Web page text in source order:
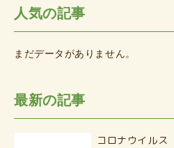
人気の記事
まだデータがありません。
最新の記事
コロナウイルス